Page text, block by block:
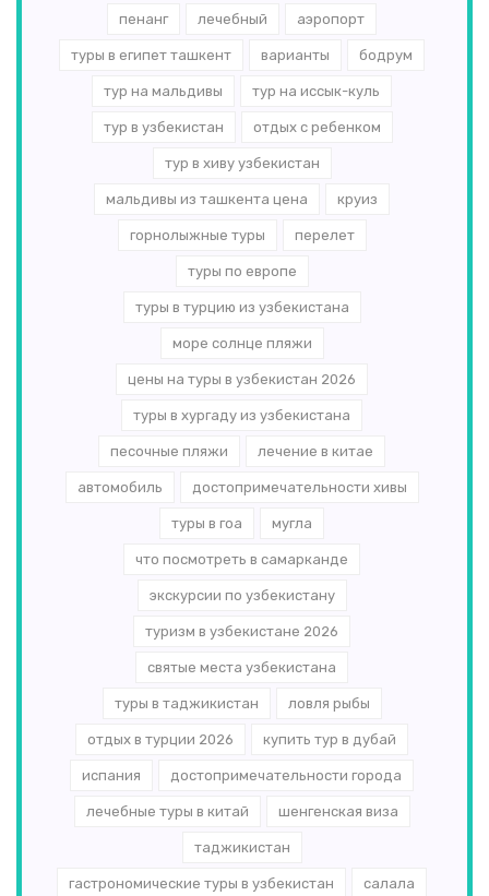
пенанг лечебный аэропорт
туры в египет ташкент варианты бодрум
тур на мальдивы тур на иссык-куль
тур в узбекистан отдых с ребенком
тур в хиву узбекистан
мальдивы из ташкента цена круиз
горнолыжные туры перелет
туры по европе
туры в турцию из узбекистана
море солнце пляжи
цены на туры в узбекистан 2026
туры в хургаду из узбекистана
песочные пляжи лечение в китае
автомобиль достопримечательности хивы
туры в гоа мугла
что посмотреть в самарканде
экскурсии по узбекистану
туризм в узбекистане 2026
святые места узбекистана
туры в таджикистан ловля рыбы
отдых в турции 2026 купить тур в дубай
испания достопримечательности города
лечебные туры в китай шенгенская виза
таджикистан
гастрономические туры в узбекистан салала